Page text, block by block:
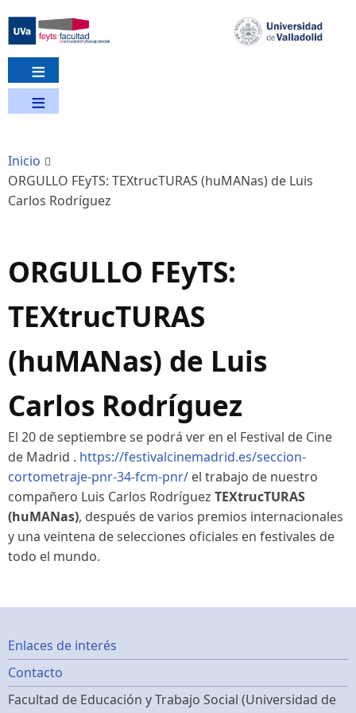
contenido
principal
Inicio
ORGULLO FEyTS: TEXtrucTURAS (huMANas) de Luis
Carlos Rodríguez
ORGULLO FEyTS:
TEXtrucTURAS
(huMANas) de Luis
Carlos Rodríguez
El 20 de septiembre se podrá ver en el Festival de Cine
de Madrid . https://festivalcinemadrid.es/seccion-
cortometraje-pnr-34-fcm-pnr/ el trabajo de nuestro
compañero Luis Carlos Rodríguez TEXtrucTURAS
(huMANas), después de varios premios internacionales
y una veintena de selecciones oficiales en festivales de
todo el mundo.
Footer
menu
Enlaces de interés
Contacto
Facultad de Educación y Trabajo Social (Universidad de